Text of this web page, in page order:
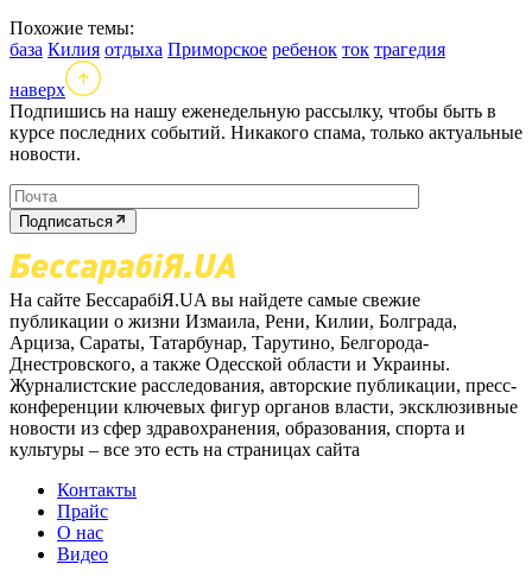
Похожие темы:
база Килия отдыха Приморское ребенок ток трагедия
наверх
Подпишись на нашу еженедельную рассылку, чтобы быть в
курсе последних событий. Никакого спама, только актуальные
новости.
Подписаться
На сайте БессарабіЯ.UA вы найдете самые свежие
публикации о жизни Измаила, Рени, Килии, Болграда,
Арциза, Сараты, Татарбунар, Тарутино, Белгорода-
Днестровского, а также Одесской области и Украины.
Журналистские расследования, авторские публикации, пресс-
конференции ключевых фигур органов власти, эксклюзивные
новости из сфер здравохранения, образования, спорта и
культуры – все это есть на страницах сайта
Контакты
Прайс
О нас
Видео